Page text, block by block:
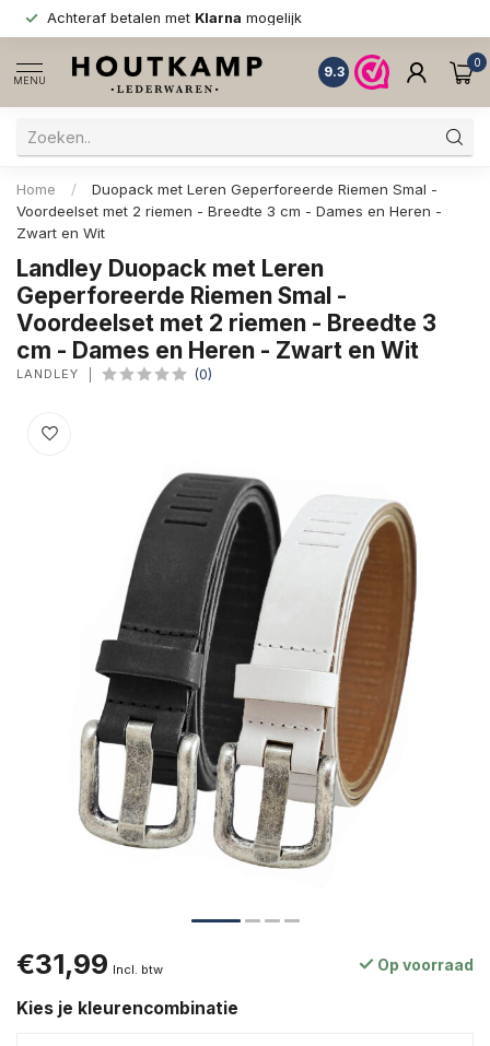
Achteraf betalen met Klarna mogelijk
MENU
9.3
0
Home /
Duopack met Leren Geperforeerde Riemen Smal -
Voordeelset met 2 riemen - Breedte 3 cm - Dames en Heren -
Zwart en Wit
Landley Duopack met Leren
Geperforeerde Riemen Smal -
Voordeelset met 2 riemen - Breedte 3
cm - Dames en Heren - Zwart en Wit
LANDLEY (0)
€31,99 Incl. btw Op voorraad
Kies je kleurencombinatie